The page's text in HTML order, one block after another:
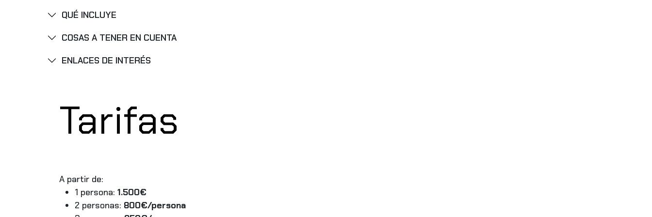
QUÉ INCLUYE
COSAS A TENER EN CUENTA
ENLACES DE INTERÉS
Tarifas
A partir de:
1 persona: 1.500€
2 personas: 800€/persona